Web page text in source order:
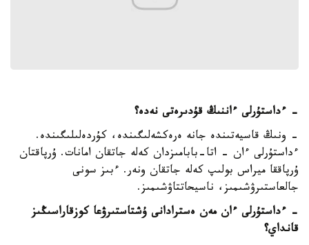
- ءداستۇرلى ءاننىڭ قۇدىرەتى نەدە؟
- ونىڭ قاسيەتىندە جانە ەرەكشەلىگىندە، كۇردەلىلىگىندە.
ءداستۇرلى ءان - اتا-بابامىزدان كەلە جاتقان امانات. ۇرپاقتان
ۇرپاققا ميراس بولىپ كەلە جاتقان ونەر. ءبىز سونى
جالعاستىرۋشىمىز، ناسيحاتتاۋشىمىز.
- ءداستۇرلى ءان مەن ەسترادانى ۇشتاستىرۋعا كوزقاراسىڭىز
قانداي؟